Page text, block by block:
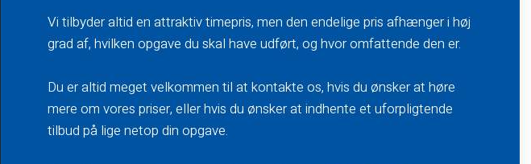
Vi tilbyder altid en attraktiv timepris, men den endelige pris afhænger i høj
grad af, hvilken opgave du skal have udført, og hvor omfattende den er.
Du er altid meget velkommen til at kontakte os, hvis du ønsker at høre
mere om vores priser, eller hvis du ønsker at indhente et uforpligtende
tilbud på lige netop din opgave.